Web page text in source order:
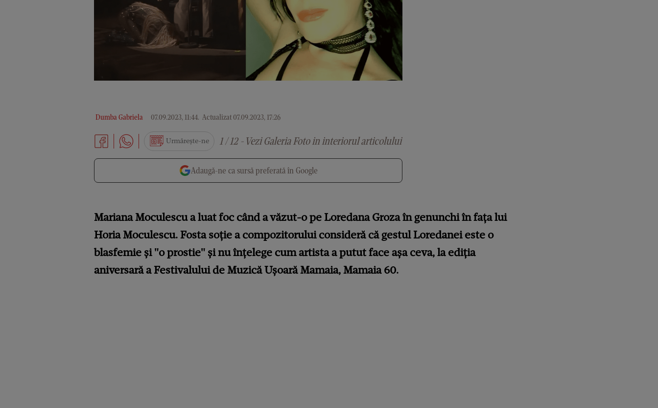
Dumba Gabriela 07.09.2023, 11:44. Actualizat 07.09.2023, 17:26
Urmărește-ne 1 / 12 - Vezi Galeria Foto in interiorul articolului
Adaugă-ne ca sursă preferată în Google
Mariana Moculescu a luat foc când a văzut-o pe Loredana Groza în genunchi în fața lui
Horia Moculescu. Fosta soție a compozitorului consideră că gestul Loredanei este o
blasfemie și "o prostie" și nu înțelege cum artista a putut face așa ceva, la ediția
aniversară a Festivalului de Muzică Ușoară Mamaia, Mamaia 60.